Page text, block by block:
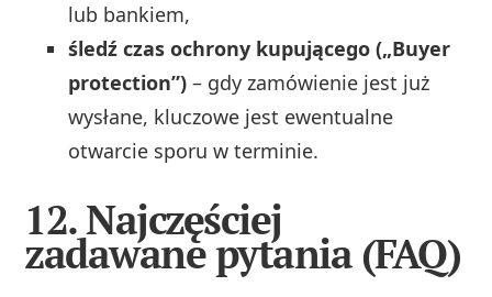
lub bankiem,
śledź czas ochrony kupującego („Buyer
protection”) – gdy zamówienie jest już
wysłane, kluczowe jest ewentualne
otwarcie sporu w terminie.
12. Najczęściej
zadawane pytania (FAQ)